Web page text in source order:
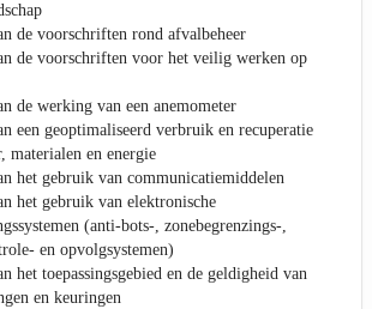
de voorschriften rond afvalbeheer
de voorschriften voor het veilig werken op
de werking van een anemometer
een geoptimaliseerd verbruik en recuperatie
materialen en energie
het gebruik van communicatiemiddelen
het gebruik van elektronische
(anti-bots-, zonebegrenzings-,
en opvolgsystemen)
het toepassingsgebied en de geldigheid van
en keuringen